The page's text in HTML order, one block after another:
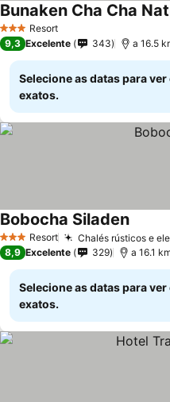
3 EstrelasResort
Bunaken Cha Cha
9,3 Excelente 343 a 16.5
Selecione as datas para
exatos.
3 EstrelasResort Chalés rústicos e
Bobocha Siladen
8,9 Excelente 329 a 16.1
Selecione as datas para
exatos.